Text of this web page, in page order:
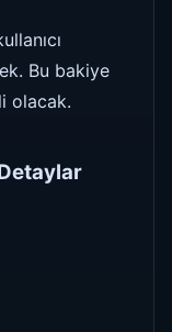
Bu bakiye
olacak.